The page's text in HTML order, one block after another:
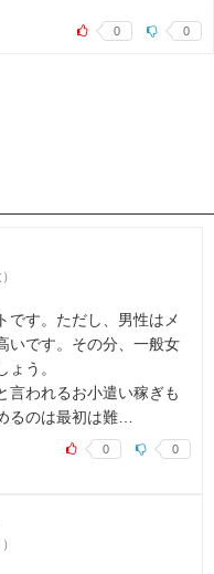
0 0
です。ただし、男性はメ
いです。その分、一般女
う。
言われるお小遣い稼ぎも
るのは最初は難…
0 0